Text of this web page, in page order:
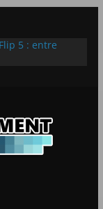
5 : entre
Avis]
P1